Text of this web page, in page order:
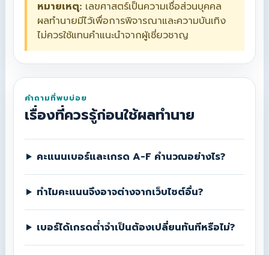
หมายเหตุ: เลขศาสตร์เป็นความเชื่อส่วนบุคคล
ผลทำนายมีไว้เพื่อการพิจารณาและความบันเทิง
ไม่ควรใช้แทนคำแนะนำจากผู้เชี่ยวชาญ
คำถามที่พบบ่อย
เรื่องที่ควรรู้ก่อนใช้ผลทำนาย
คะแนนเบอร์และเกรด A-F คำนวณอย่างไร?
ทำไมคะแนนจึงอาจต่างจากเว็บไซต์อื่น?
เบอร์ได้เกรดต่ำจำเป็นต้องเปลี่ยนทันทีหรือไม่?